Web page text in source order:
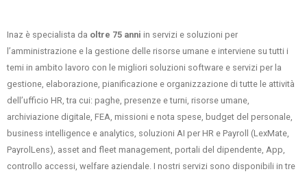
Inaz è specialista da oltre 75 anni in servizi e soluzioni per
l’amministrazione e la gestione delle risorse umane e interviene su tutti i
temi in ambito lavoro con le migliori soluzioni software e servizi per la
gestione, elaborazione, pianificazione e organizzazione di tutte le attività
dell’ufficio HR, tra cui: paghe, presenze e turni, risorse umane,
archiviazione digitale, FEA, missioni e nota spese, budget del personale,
business intelligence e analytics, soluzioni AI per HR e Payroll (LexMate,
PayrolLens), asset and fleet management, portali del dipendente, App,
controllo accessi, welfare aziendale. I nostri servizi sono disponibili in tre